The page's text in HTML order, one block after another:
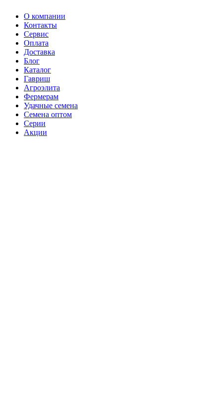
О компании
Контакты
Сервис
Оплата
Доставка
Блог
Каталог
Гавриш
Агроэлита
Фермерам
Удачные семена
Семена оптом
Серии
Акции